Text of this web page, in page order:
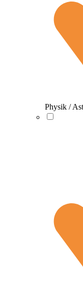
Physik /